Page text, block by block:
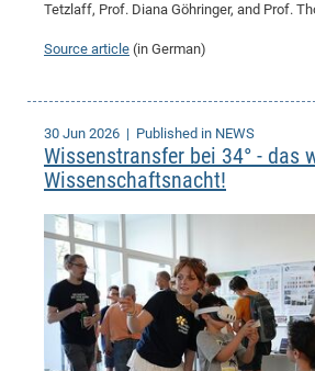
Tetzlaff, Prof. Diana Göhringer, and Prof.
Source article (in German)
30 Jun 2026 | Published in NEWS
Wissenstransfer bei 34° - das
Wissenschaftsnacht!